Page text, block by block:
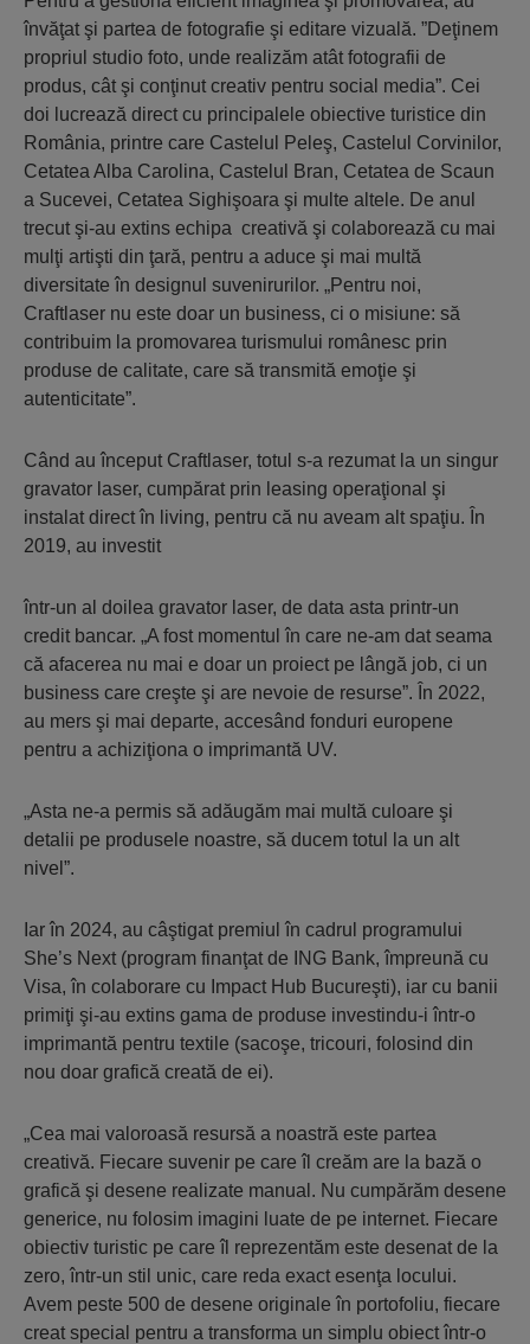
învăţat şi partea de fotografie şi editare vizuală. ”Deţinem
propriul studio foto, unde realizăm atât fotografii de
produs, cât şi conţinut creativ pentru social media”. Cei
doi lucrează direct cu principalele obiective turistice din
România, printre care Castelul Peleş, Castelul Corvinilor,
Cetatea Alba Carolina, Castelul Bran, Cetatea de Scaun
a Sucevei, Cetatea Sighişoara şi multe altele. De anul
trecut şi-au extins echipa creativă şi colaborează cu mai
mulţi artişti din ţară, pentru a aduce şi mai multă
diversitate în designul suvenirurilor. „Pentru noi,
Craftlaser nu este doar un business, ci o misiune: să
contribuim la promovarea turismului românesc prin
produse de calitate, care să transmită emoţie şi
autenticitate”.
Când au început Craftlaser, totul s-a rezumat la un singur
gravator laser, cumpărat prin leasing operaţional şi
instalat direct în living, pentru că nu aveam alt spaţiu. În
2019, au investit
într-un al doilea gravator laser, de data asta printr-un
credit bancar. „A fost momentul în care ne-am dat seama
că afacerea nu mai e doar un proiect pe lângă job, ci un
business care creşte şi are nevoie de resurse”. În 2022,
au mers şi mai departe, accesând fonduri europene
pentru a achiziţiona o imprimantă UV.
„Asta ne-a permis să adăugăm mai multă culoare şi
detalii pe produsele noastre, să ducem totul la un alt
nivel”.
Iar în 2024, au câştigat premiul în cadrul programului
She’s Next (program finanţat de ING Bank, împreună cu
Visa, în colaborare cu Impact Hub Bucureşti), iar cu banii
primiţi şi-au extins gama de produse investindu-i într-o
imprimantă pentru textile (sacoşe, tricouri, folosind din
nou doar grafică creată de ei).
„Cea mai valoroasă resursă a noastră este partea
creativă. Fiecare suvenir pe care îl creăm are la bază o
grafică şi desene realizate manual. Nu cumpărăm desene
generice, nu folosim imagini luate de pe internet. Fiecare
obiectiv turistic pe care îl reprezentăm este desenat de la
zero, într-un stil unic, care reda exact esenţa locului.
Avem peste 500 de desene originale în portofoliu, fiecare
creat special pentru a transforma un simplu obiect într-o